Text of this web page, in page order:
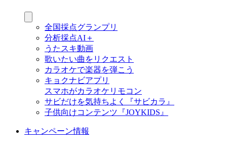
全国採点グランプリ
分析採点AI＋
うたスキ動画
歌いたい曲をリクエスト
カラオケで楽器を弾こう
キョクナビアプリ
スマホがカラオケリモコン
サビだけを気持ちよく『サビカラ』
子供向けコンテンツ『JOYKIDS』
キャンペーン情報